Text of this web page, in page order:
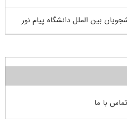
بین الملل دانشگاه پیام نور
تماس با ما